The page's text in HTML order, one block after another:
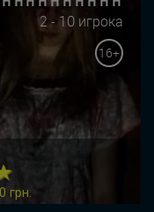
2 - 10 игрока
16+
грн.